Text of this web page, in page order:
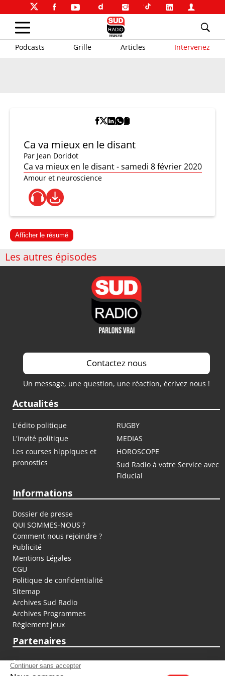
Podcasts Grille Articles Intervenez
Ca va mieux en le disant
Par Jean Doridot
Ca va mieux en le disant - samedi 8 février 2020
Amour et neuroscience
Afficher le résumé
Les autres épisodes
Contactez nous
Un message, une question, une réaction, écrivez nous !
Actualités
L'édito politique
RUGBY
L'invité politique
MEDIAS
Les courses hippiques et
pronostics
HOROSCOPE
Sud Radio à votre Service avec
Fiducial
Informations
Dossier de presse
QUI SOMMES-NOUS ?
Comment nous rejoindre ?
Publicité
Mentions Légales
CGU
Politique de confidentialité
Sitemap
Archives Sud Radio
Archives Programmes
Règlement jeux
Partenaires
fiducial.fr